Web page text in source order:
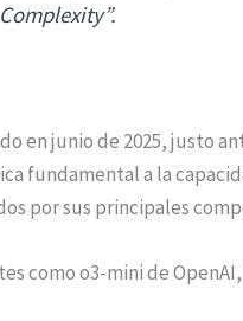
en junio de 2025, justo
fundamental a la
por sus principales
como o3-mini de